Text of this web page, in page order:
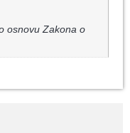
osnovu Zakona o